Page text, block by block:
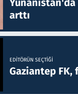
arttı
EDITÖRÜN SEÇTIĞI
Gaziantep FK,